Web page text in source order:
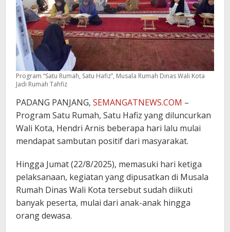
Program “Satu Rumah, Satu Hafiz”, Musala Rumah Dinas Wali Kota
Jadi Rumah Tahfiz
PADANG PANJANG, SEMANGATNEWS.COM –
Program Satu Rumah, Satu Hafiz yang diluncurkan
Wali Kota, Hendri Arnis beberapa hari lalu mulai
mendapat sambutan positif dari masyarakat.
Hingga Jumat (22/8/2025), memasuki hari ketiga
pelaksanaan, kegiatan yang dipusatkan di Musala
Rumah Dinas Wali Kota tersebut sudah diikuti
banyak peserta, mulai dari anak-anak hingga
orang dewasa.